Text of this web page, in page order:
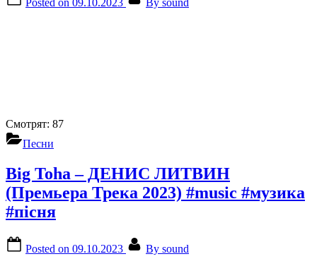
Posted on 09.10.2023 By sound
Смотрят: 87
Песни
Big Toha – ДЕНИС ЛИТВИН
(Премьера Трека 2023) #music #музика
#пісня
Posted on 09.10.2023 By sound